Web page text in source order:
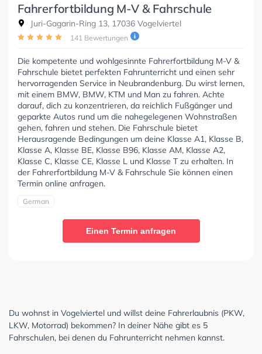
Fahrerfortbildung M-V & Fahrschule
Juri-Gagarin-Ring 13, 17036 Vogelviertel
141 Bewertungen
Die kompetente und wohlgesinnte Fahrerfortbildung M-V &
Fahrschule bietet perfekten Fahrunterricht und einen sehr
hervorragenden Service in Neubrandenburg. Du wirst lernen,
mit einem BMW, BMW, KTM und Man zu fahren. Achte
darauf, dich zu konzentrieren, da reichlich Fußgänger und
geparkte Autos rund um die nahegelegenen Wohnstraßen
gehen, fahren und stehen. Die Fahrschule bietet
Herausragende Bedingungen um deine Klasse A1, Klasse B,
Klasse A, Klasse BE, Klasse B96, Klasse AM, Klasse A2,
Klasse C, Klasse CE, Klasse L und Klasse T zu erhalten. In
der Fahrerfortbildung M-V & Fahrschule Sie können einen
Termin online anfragen.
German
Einen Termin anfragen
Du wohnst in Vogelviertel und willst deine Fahrerlaubnis (PKW,
LKW, Motorrad) bekommen? In deiner Nähe gibt es 5
Fahrschulen, bei denen du Fahrunterricht nehmen kannst.